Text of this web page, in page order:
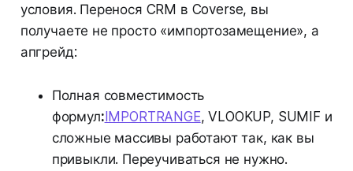
условия. Перенося CRM в Coverse, вы
получаете не просто «импортозамещение», а
апгрейд:
Полная совместимость
формул:IMPORTRANGE, VLOOKUP, SUMIF и
сложные массивы работают так, как вы
привыкли. Переучиваться не нужно.